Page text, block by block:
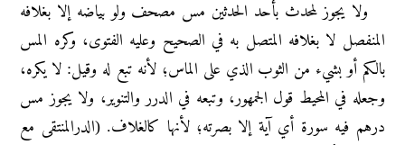
ولا یجوز لمحدث بأحد الحدثین مس مصحف ولو بیاضه إلا بغلافه
المنفصل لا بغلافه المتصل به في الصحیح وعلیه الفتوی، وکره المس
بالکم أو بشيء من الثوب الذي علی الماس؛ لأنه تبع له وقیل: لا یکره،
وجعله في المحیط قول الجمهور، وتبعه في الدرر والتنویر، ولا یجوز مس
درهم فیه سورة أي آیة إلا بصرته؛ لأنها کالغلاف. (الدرالمنتقی مع